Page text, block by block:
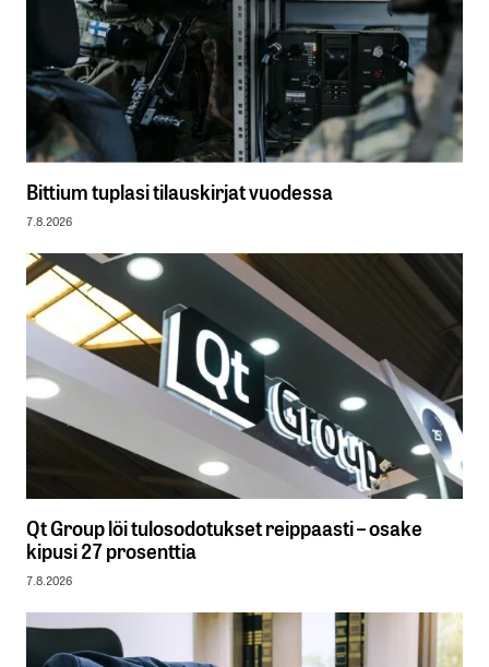
Bittium tuplasi tilauskirjat vuodessa
7.8.2026
Qt Group löi tulosodotukset reippaasti – osake
kipusi 27 prosenttia
7.8.2026